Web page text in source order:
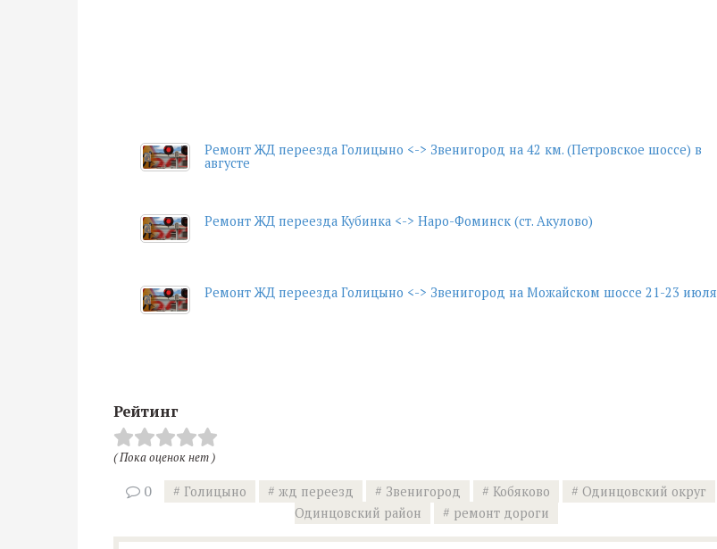
Ремонт ЖД переезда Голицыно <-> Звенигород на 42 км. (Петровское шоссе) в
августе
Ремонт ЖД переезда Кубинка <-> Наро-Фоминск (ст. Акулово)
Ремонт ЖД переезда Голицыно <-> Звенигород на Можайском шоссе 21-23 июля
Рейтинг
( Пока оценок нет )
0 Голицыно жд переезд Звенигород Кобяково
Одинцовский округ
Одинцовский район
ремонт дороги